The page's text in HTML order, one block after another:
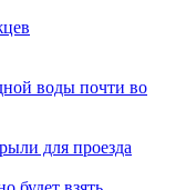
воды почти во
для проезда